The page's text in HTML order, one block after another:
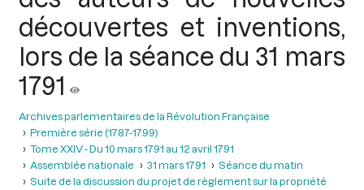
découvertes et inventions,
lors de la séance du 31 mars
1791
Archives parlementaires de la Révolution Française
Première série (1787-1799)
Tome XXIV - Du 10 mars 1791 au 12 avril 1791
Assemblée nationale
31 mars 1791
Séance du matin
Suite de la discussion du projet de règlement sur la propriété